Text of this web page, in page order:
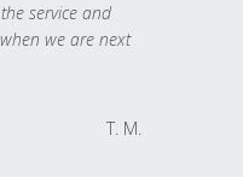
service and
we are next
T. M.